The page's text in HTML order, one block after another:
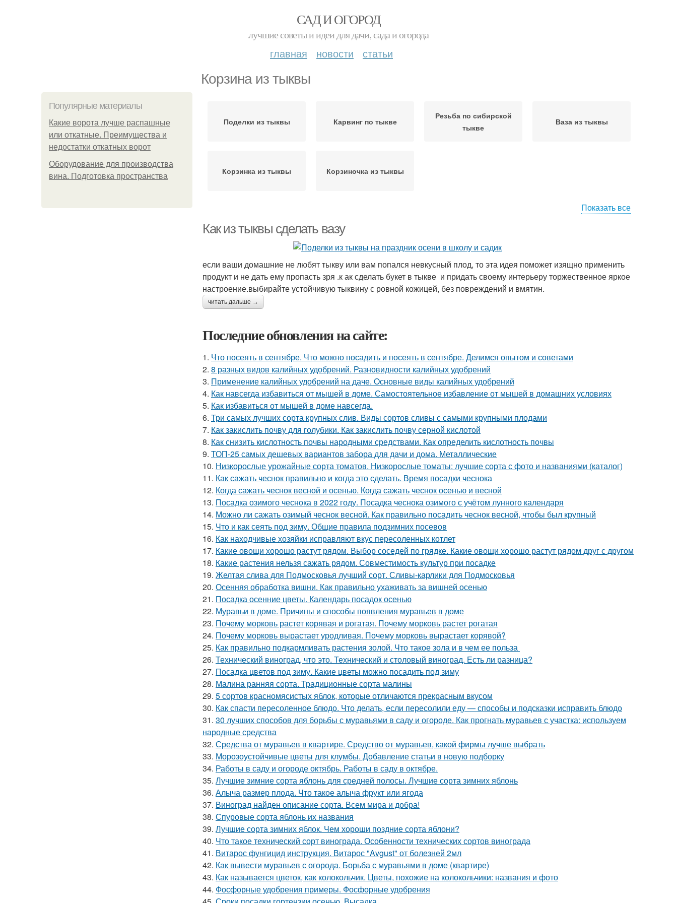
САД И ОГОРОД
лучшие советы и идеи для дачи, сада и огорода
главная новости статьи
Корзина из тыквы
Популярные материалы
Какие ворота лучше распашные
или откатные. Преимущества и
недостатки откатных ворот
Оборудование для производства
вина. Подготовка пространства
Поделки из тыквы Карвинг по тыкве
Резьба по сибирской
тыкве
Ваза из тыквы
Корзинка из тыквы Корзиночка из тыквы
Показать все
Как из тыквы сделать вазу
если ваши домашние не любят тыкву или вам попался невкусный плод, то эта идея поможет изящно применить
продукт и не дать ему пропасть зря .к ак сделать букет в тыкве и придать своему интерьеру торжественное яркое
настроение.выбирайте устойчивую тыквину с ровной кожицей, без повреждений и вмятин.
читать дальше →
Последние обновления на сайте:
1. Что посеять в сентябре. Что можно посадить и посеять в сентябре. Делимся опытом и советами
2. 8 разных видов калийных удобрений. Разновидности калийных удобрений
3. Применение калийных удобрений на даче. Основные виды калийных удобрений
4. Как навсегда избавиться от мышей в доме. Самостоятельное избавление от мышей в домашних условиях
5. Как избавиться от мышей в доме навсегда.
6. Три самых лучших сорта крупных слив. Виды сортов сливы с самыми крупными плодами
7. Как закислить почву для голубики. Как закислить почву серной кислотой
8. Как снизить кислотность почвы народными средствами. Как определить кислотность почвы
9. ТОП-25 самых дешевых вариантов забора для дачи и дома. Металлические
10. Низкорослые урожайные сорта томатов. Низкорослые томаты: лучшие сорта с фото и названиями (каталог)
11. Как сажать чеснок правильно и когда это сделать. Время посадки чеснока
12. Когда сажать чеснок весной и осенью. Когда сажать чеснок осенью и весной
13. Посадка озимого чеснока в 2022 году. Посадка чеснока озимого с учётом лунного календаря
14. Можно ли сажать озимый чеснок весной. Как правильно посадить чеснок весной, чтобы был крупный
15. Что и как сеять под зиму. Общие правила подзимних посевов
16. Как находчивые хозяйки исправляют вкус пересоленных котлет
17. Какие овощи хорошо растут рядом. Выбор соседей по грядке. Какие овощи хорошо растут рядом друг с другом
18. Какие растения нельзя сажать рядом. Совместимость культур при посадке
19. Желтая слива для Подмосковья лучший сорт. Сливы-карлики для Подмосковья
20. Осенняя обработка вишни. Как правильно ухаживать за вишней осенью
21. Посадка осенние цветы. Календарь посадок осенью
22. Муравьи в доме. Причины и способы появления муравьев в доме
23. Почему морковь растет корявая и рогатая. Почему морковь растет рогатая
24. Почему морковь вырастает уродливая. Почему морковь вырастает корявой?
25. Как правильно подкармливать растения золой. Что такое зола и в чем ее польза
26. Технический виноград, что это. Технический и столовый виноград. Есть ли разница?
27. Посадка цветов под зиму. Какие цветы можно посадить под зиму
28. Малина ранняя сорта. Традиционные сорта малины
29. 5 сортов красномясистых яблок, которые отличаются прекрасным вкусом
30. Как спасти пересоленное блюдо. Что делать, если пересолили еду — способы и подсказки исправить блюдо
31. 30 лучших способов для борьбы с муравьями в саду и огороде. Как прогнать муравьев с участка: используем
народные средства
32. Средства от муравьев в квартире. Средство от муравьев, какой фирмы лучше выбрать
33. Морозоустойчивые цветы для клумбы. Добавление статьи в новую подборку
34. Работы в саду и огороде октябрь. Работы в саду в октябре.
35. Лучшие зимние сорта яблонь для средней полосы. Лучшие сорта зимних яблонь
36. Алыча размер плода. Что такое алыча фрукт или ягода
37. Виноград найден описание сорта. Всем мира и добра!
38. Спуровые сорта яблонь их названия
39. Лучшие сорта зимних яблок. Чем хороши поздние сорта яблони?
40. Что такое технический сорт винограда. Особенности технических сортов винограда
41. Витарос фунгицид инструкция. Витарос "Avgust" от болезней 2мл
42. Как вывести муравьев с огорода. Борьба с муравьями в доме (квартире)
43. Как называется цветок, как колокольчик. Цветы, похожие на колокольчики: названия и фото
44. Фосфорные удобрения примеры. Фосфорные удобрения